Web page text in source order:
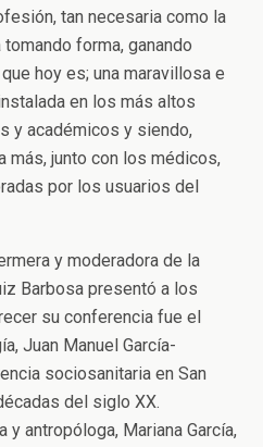
tan necesaria como la
forma, ganando
hoy es; una maravillosa e
en los más altos
y académicos y siendo,
más, junto con los médicos,
por los usuarios del
y moderadora de la
Barbosa presentó a los
su conferencia fue el
Juan Manuel García-
sociosanitaria en San
del siglo XX.
antropóloga, Mariana García,